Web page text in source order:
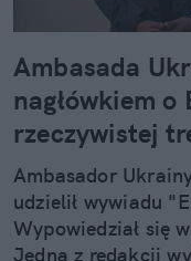
Ambasada
nagłówkiem
rzeczywistej
Ambasador
udzielił wywiadu
Wypowiedział się
Jedna z redakcji